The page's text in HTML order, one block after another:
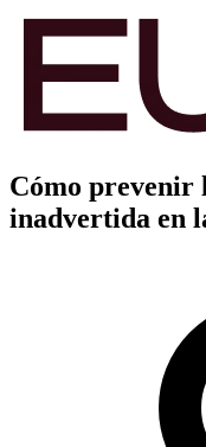
Cómo prevenir
inadvertida en